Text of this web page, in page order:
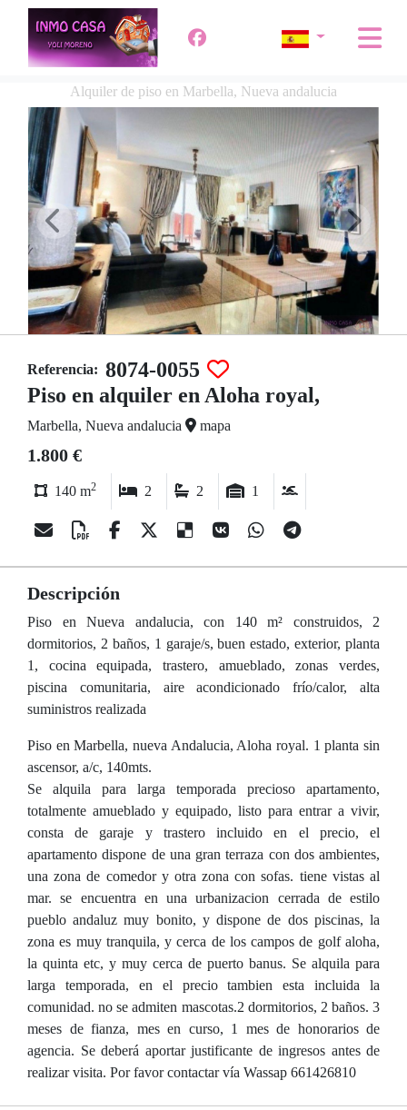
Alquiler de piso en Marbella, Nueva andalucia
Referencia: 8074-0055
Piso en alquiler en Aloha royal,
Marbella, Nueva andalucia mapa
1.800 €
140 m2 2 2 1
Descripción
Piso en Nueva andalucia, con 140 m² construidos, 2
dormitorios, 2 baños, 1 garaje/s, buen estado, exterior, planta
1, cocina equipada, trastero, amueblado, zonas verdes,
piscina comunitaria, aire acondicionado frío/calor, alta
suministros realizada
Piso en Marbella, nueva Andalucia, Aloha royal. 1 planta sin
ascensor, a/c, 140mts.
Se alquila para larga temporada precioso apartamento,
totalmente amueblado y equipado, listo para entrar a vivir,
consta de garaje y trastero incluido en el precio, el
apartamento dispone de una gran terraza con dos ambientes,
una zona de comedor y otra zona con sofas. tiene vistas al
mar. se encuentra en una urbanizacion cerrada de estilo
pueblo andaluz muy bonito, y dispone de dos piscinas, la
zona es muy tranquila, y cerca de los campos de golf aloha,
la quinta etc, y muy cerca de puerto banus. Se alquila para
larga temporada, en el precio tambien esta incluida la
comunidad. no se admiten mascotas.2 dormitorios, 2 baños. 3
meses de fianza, mes en curso, 1 mes de honorarios de
agencia. Se deberá aportar justificante de ingresos antes de
realizar visita. Por favor contactar vía Wassap 661426810